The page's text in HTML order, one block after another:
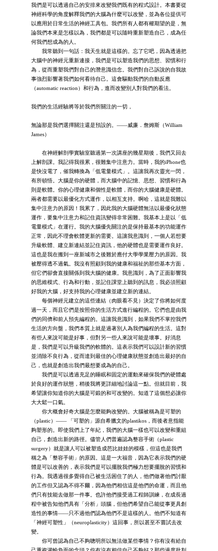
我們是可以透過自己的安排來改變我們既有的程式設計。本書要從
神經科學的角度解釋我們的大腦為什麼可以改變，並為各位提供可
以應用於日常生活的神經工具包。我們所有人都有權期望的是，無
論我們本來是怎樣以為，我們都是可以隨時重新塑造自己，成為任
何我們想成為的人。
我常聽到一句話：我天生就是這樣的。忘了它吧，因為透過把
大腦中的神經元重新連接，我們是可以塑造我們的思想、習慣和行
為，從而重塑我們對自己的潛意識信念。我們對自己訴說的自我故
事強烈影響著我們如何看待自己。這會驅動我們的自動反應
（automatic reaction）和行為，進而改變別人對我們的看法。
我們的生活經驗將等於我們所關注的一切，
無論那是我們選擇關注還是預設的。——威廉．詹姆斯（William
James）
在神經解剖學實驗室聽過第一次講座的幾星期後，我們又回去
上解剖課。我記得我很累，很難集中注意力。當時，我的iPhone也
是快沒電了，催我轉換為「低電量模式」。這讓我再次靈光一閃，
有所頓悟。大腦是你的硬體，而大腦中的記憶、思想、習慣和行為
則是軟體。你的心理健康和個性是軟體，而你的大腦健康是硬體。
兩者都需要以最優化方式運作，以相互支持。啊哈，這就是我難以
集中注意力的原因！我累了，因此我的大腦硬體無法以最優化狀態
運作，要集中注意力和記住資訊變得非常困難。我基本上是以「低
電量模式」在運行。我的大腦優先關注的是保持最基本的功能運作
正常，因此不理會軟體更新的需要。這讓我意識到，一個人若想要
升級軟體、建立新連結並記住資訊，他的硬體也是需要運作良好。
這也是我在搬到一座新城市之後難於應付大學學業壓力的原因。我
被壓得透不過氣。我沒有照顧到我的健康和福祉的那些基本方面，
但它們卻會直接關係到我大腦的健康。我意識到，為了正面影響我
的思維模式、行為和行動，並記住課堂上聽到的訊息，我必須照顧
好我的大腦，好支持我的心理健康並建立新的連結。
每個神經元建立的這些連結（肉眼看不見）決定了你將如何度
過一天，而且它們是按照你的生活方式進行編程的。它們也是由我
們的同儕和前人預先編程的。這讓我意識到，如果我們不掌控我們
生活的方向盤，我們本質上就是過著別人為我們編程的生活。這對
有些人來說可能是好事，但對另一些人來說可能是壞事。好消息
是，我們是可以升級我們的軟體的。這表示我們可以設計新的習慣
並消除不良行為，從而達到最佳的心理健康狀態並創造出最好的自
己，也就是創造出我們最想要成為的自己。
我們是可以透過充足的睡眠和固定的運動來確保我們的硬體處
於良好的運作狀態，稍後我將更詳細地討論這一點。但就目前，我
希望讓你知道你的大腦是可鍛的和可改變的。知道了這個想必讓你
大大鬆一口氣。
你大概會好奇大腦是怎麼能夠改變的。大腦被稱為是可塑的
（plastic）—— 「可塑的」源自希臘文的plastikos，而後者意指能
夠塑形的。即使我們上了年紀，我們的大腦一樣也可以改變和重組
自己，創造出新的路徑。儘管人們普遍認為整容手術（plastic
surgery）就是讓人可以被塑造成芭比娃娃的模樣，但這也是我們
稱之為「整容手術」的原因。這是一大福音，因為它表示我們的硬
體是可以改善的，表示我們是可以擺脫我們極力想要擺脫的習慣和
行為。我遇過很多覺得自己被生活困住了的人，他們做著他們討厭
的工作但又認為不得不爾，因為他們相信這是他們的命運，而且他
們只有技能去做那一件事。也許他們接受過工程師訓練，在成長過
程中被告知他們具有「分析」頭腦，但他們希望自己能從事更具創
造性的事情——只不過他們認為他們不是這樣的人。他們不知道有
「神經可塑性」（neuroplasticity）這回事，所以甚至不嘗試去改
變。
你可曾認為自己不夠聰明所以無法做某些事情？你有沒有給自